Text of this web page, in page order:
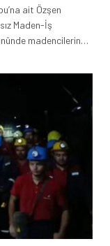
ait Özşen
Maden-İş
madencilerin…